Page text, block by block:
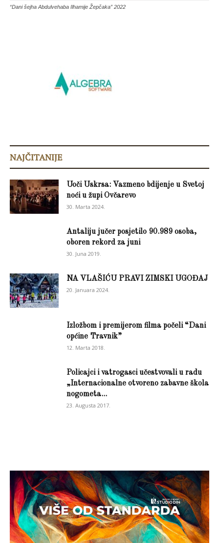
“Dani šejha Abdulvehaba Ilhamije Žepčaka” 2022
NAJČITANIJE
Uoči Uskrsa: Vazmeno bdijenje u Svetoj
noći u župi Ovčarevo
30. Marta 2024.
Antaliju jučer posjetilo 90.989 osoba,
oboren rekord za juni
30. Juna 2019.
NA VLAŠIĆU PRAVI ZIMSKI UGOĐAJ
20. Januara 2024.
Izložbom i premijerom filma počeli “Dani
općine Travnik”
12. Marta 2018.
Policajci i vatrogasci učestvovali u radu
„Internacionalne otvoreno zabavne škola
nogometa...
23. Augusta 2017.